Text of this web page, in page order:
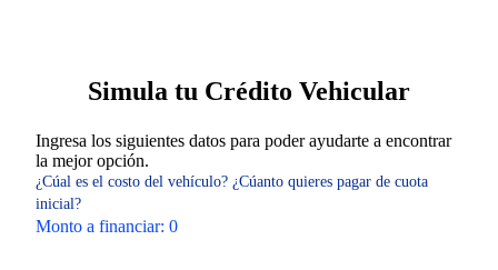
Simula tu Crédito Vehicular
Ingresa los siguientes datos para poder ayudarte a encontrar
la mejor opción.
¿Cúal es el costo del vehículo? ¿Cúanto quieres pagar de cuota
inicial?
Monto a financiar: 0